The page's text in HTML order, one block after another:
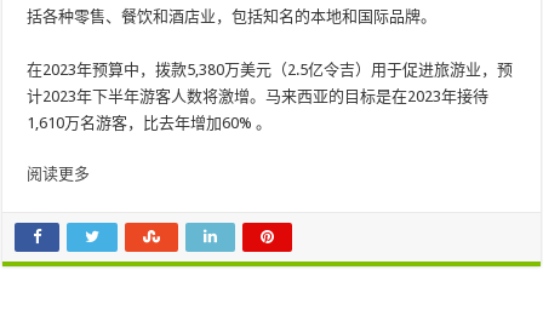
括各种零售、餐饮和酒店业，包括知名的本地和国际品牌。
在2023年预算中，拨款5,380万美元（2.5亿令吉）用于促进旅游业，预
计2023年下半年游客人数将激增。马来西亚的目标是在2023年接待
1,610万名游客，比去年增加60% 。
阅读更多